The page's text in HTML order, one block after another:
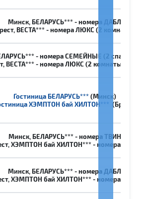
Минск, БЕЛАРУСЬ*** - номера ДАБЛ
ВЕСТА*** - номера ЛЮКС (2 комнаты)
- номера СЕМЕЙНЫЕ (2 спальни, 3
ВЕСТА*** - номера ЛЮКС (2 комнаты, 3 чел.)
Гостиница БЕЛАРУСЬ*** (Минск)
ХЭМПТОН бай ХИЛТОН*** (Брест)
Минск, БЕЛАРУСЬ*** - номера ТВИН
ХЭМПТОН бай ХИЛТОН*** - номера ТВИН
Минск, БЕЛАРУСЬ*** - номера ДАБЛ
ХЭМПТОН бай ХИЛТОН*** - номера ДАБЛ